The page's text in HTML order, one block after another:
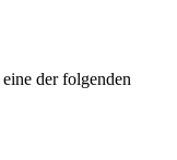
der folgenden